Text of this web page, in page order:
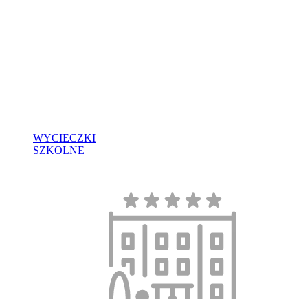
WYCIECZKI
SZKOLNE